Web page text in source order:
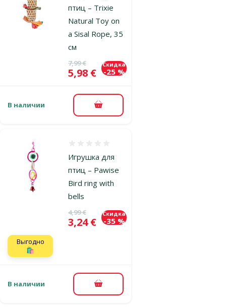
птиц – Trixie
Natural Toy on
a Sisal Rope, 35
см
Исходная цена
7,99 €
Цена
5,98 €
Скидка
-25 %
В наличии В корзину
Игрушка для
птиц – Pawise
Bird ring with
bells
Исходная цена
4,99 €
Цена
3,24 €
Скидка
-35 %
Выгодно
🛍️
В наличии В корзину